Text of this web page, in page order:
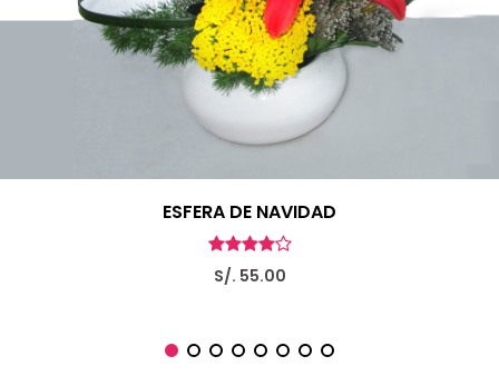
ESFERA DE NAVIDAD
S/. 55.00